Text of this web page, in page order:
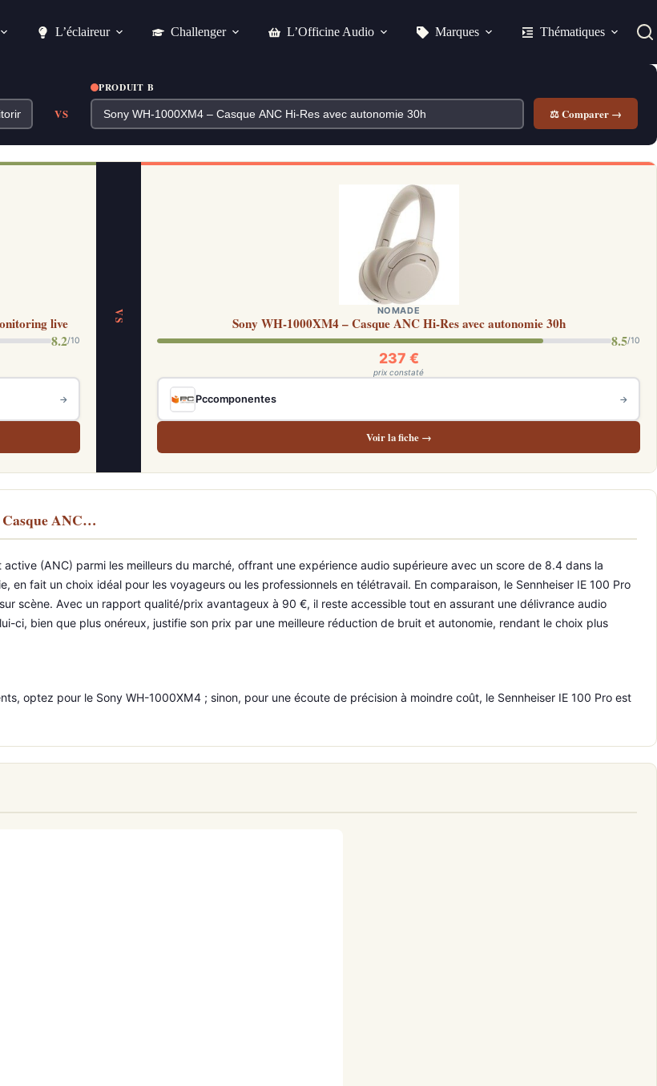
L’éclaireur Challenger L’Officine Audio Marques Thématiques
VS
PRODUIT B
⚖ Comparer →
live
8.2/10
→
VS NOMADE
Sony WH-1000XM4 – Casque ANC Hi-Res avec autonomie 30h
8.5/10
237 €
prix constaté
Pccomponentes →
Voir la fiche →
Casque ANC…
(ANC) parmi les meilleurs du marché, offrant une expérience audio supérieure avec un score de 8.4 dans la
fait un choix idéal pour les voyageurs ou les professionnels en télétravail. En comparaison, le Sennheiser IE 100 Pro
scène. Avec un rapport qualité/prix avantageux à 90 €, il reste accessible tout en assurant une délivrance audio
ci, bien que plus onéreux, justifie son prix par une meilleure réduction de bruit et autonomie, rendant le choix plus
optez pour le Sony WH-1000XM4 ; sinon, pour une écoute de précision à moindre coût, le Sennheiser IE 100 Pro est